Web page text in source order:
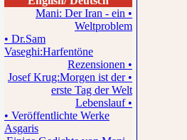
• Mani: Der Iran - ein
Weltproblem
• Dr.Sam
Vaseghi:Harfentöne
• Rezensionen
• Josef Krug:Morgen ist der
erste Tag der Welt
• Lebenslauf
• Veröffentlichte Werke
Asgaris